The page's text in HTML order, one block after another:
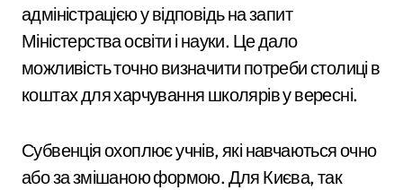
адміністрацією у відповідь на запит
Міністерства освіти і науки. Це дало
можливість точно визначити потреби столиці в
коштах для харчування школярів у вересні.
Субвенція охоплює учнів, які навчаються очно
або за змішаною формою. Для Києва, так